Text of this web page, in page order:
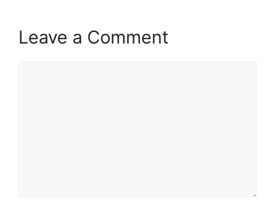
Leave a Comment